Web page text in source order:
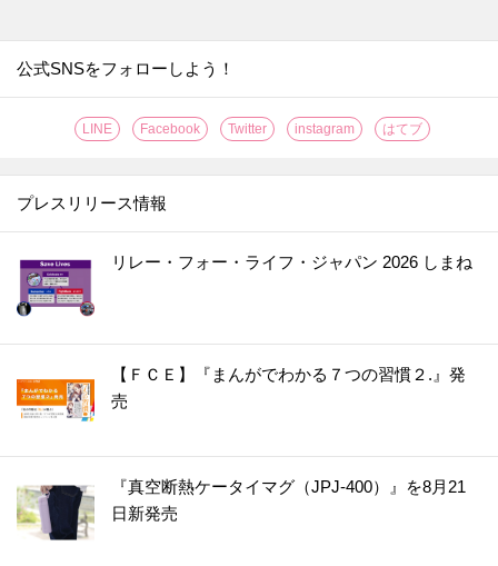
公式SNSをフォローしよう！
LINE Facebook Twitter instagram はてブ
プレスリリース情報
リレー・フォー・ライフ・ジャパン 2026 しまね
【ＦＣＥ】『まんがでわかる７つの習慣２.』発
売
『真空断熱ケータイマグ（JPJ-400）』を8月21
日新発売